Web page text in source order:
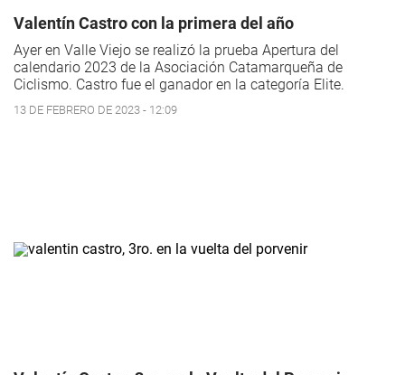
Valentín Castro con la primera del año
Ayer en Valle Viejo se realizó la prueba Apertura del
calendario 2023 de la Asociación Catamarqueña de
Ciclismo. Castro fue el ganador en la categoría Elite.
13 DE FEBRERO DE 2023 - 12:09